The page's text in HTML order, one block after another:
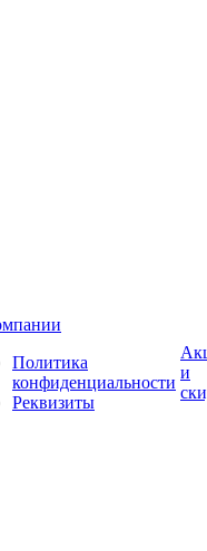
Политика
конфиденциальности
Реквизиты
и